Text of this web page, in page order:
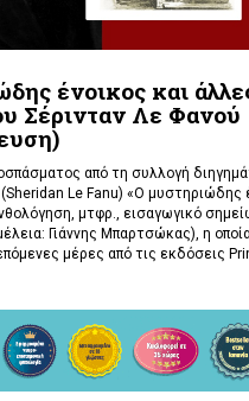
ένοικος και
Σέρινταν Λε Φανού
από τη συλλογή
Le Fanu) «Ο μυστηριώδης
μτφρ., εισαγωγικό
Γιάννης Μπαρτσώκας), η
μέρες από τις εκδόσεις